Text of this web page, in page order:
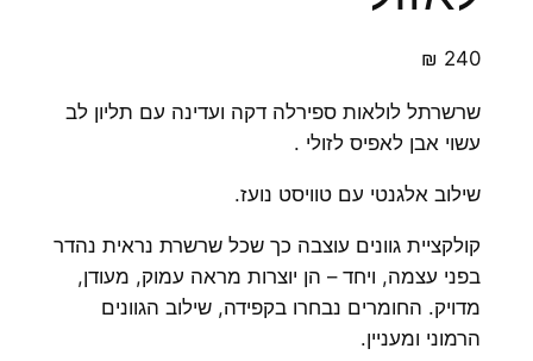
₪ 240
שרשרתל לולאות ספירלה דקה ועדינה עם תליון לב
עשוי אבן לאפיס לזולי .
שילוב אלגנטי עם טוויסט נועז.
קולקציית גוונים עוצבה כך שכל שרשרת נראית נהדר
בפני עצמה, ויחד – הן יוצרות מראה עמוק, מעודן,
מדויק. החומרים נבחרו בקפידה, שילוב הגוונים
הרמוני ומעניין.